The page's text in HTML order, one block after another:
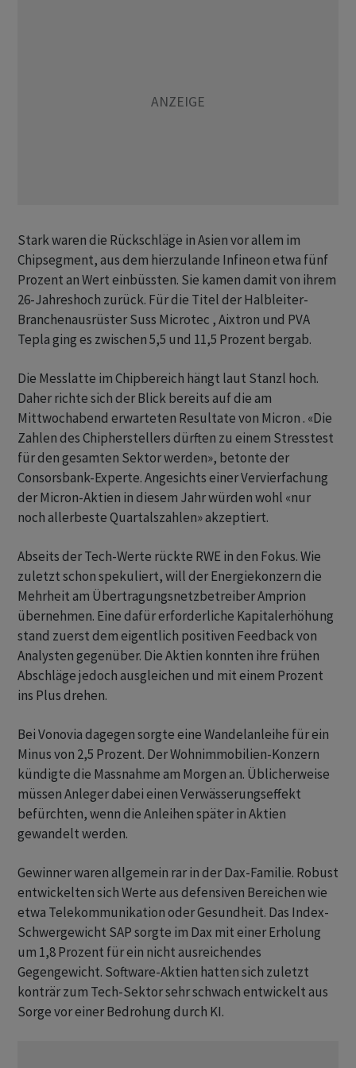
Stark waren die Rückschläge in Asien vor allem im
Chipsegment, aus dem hierzulande Infineon etwa fünf
Prozent an Wert einbüssten. Sie kamen damit von ihrem
26-Jahreshoch zurück. Für die Titel der Halbleiter-
Branchenausrüster Suss Microtec , Aixtron und PVA
Tepla ging es zwischen 5,5 und 11,5 Prozent bergab.
Die Messlatte im Chipbereich hängt laut Stanzl hoch.
Daher richte sich der Blick bereits auf die am
Mittwochabend erwarteten Resultate von Micron . «Die
Zahlen des Chipherstellers dürften zu einem Stresstest
für den gesamten Sektor werden», betonte der
Consorsbank-Experte. Angesichts einer Vervierfachung
der Micron-Aktien in diesem Jahr würden wohl «nur
noch allerbeste Quartalszahlen» akzeptiert.
Abseits der Tech-Werte rückte RWE in den Fokus. Wie
zuletzt schon spekuliert, will der Energiekonzern die
Mehrheit am Übertragungsnetzbetreiber Amprion
übernehmen. Eine dafür erforderliche Kapitalerhöhung
stand zuerst dem eigentlich positiven Feedback von
Analysten gegenüber. Die Aktien konnten ihre frühen
Abschläge jedoch ausgleichen und mit einem Prozent
ins Plus drehen.
Bei Vonovia dagegen sorgte eine Wandelanleihe für ein
Minus von 2,5 Prozent. Der Wohnimmobilien-Konzern
kündigte die Massnahme am Morgen an. Üblicherweise
müssen Anleger dabei einen Verwässerungseffekt
befürchten, wenn die Anleihen später in Aktien
gewandelt werden.
Gewinner waren allgemein rar in der Dax-Familie. Robust
entwickelten sich Werte aus defensiven Bereichen wie
etwa Telekommunikation oder Gesundheit. Das Index-
Schwergewicht SAP sorgte im Dax mit einer Erholung
um 1,8 Prozent für ein nicht ausreichendes
Gegengewicht. Software-Aktien hatten sich zuletzt
konträr zum Tech-Sektor sehr schwach entwickelt aus
Sorge vor einer Bedrohung durch KI.